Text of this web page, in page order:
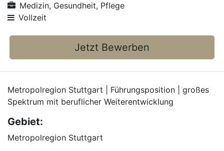
Medizin, Gesundheit, Pflege
Vollzeit
Jetzt Bewerben
Metropolregion Stuttgart | Führungsposition | großes
Spektrum mit beruflicher Weiterentwicklung
Gebiet:
Metropolregion Stuttgart